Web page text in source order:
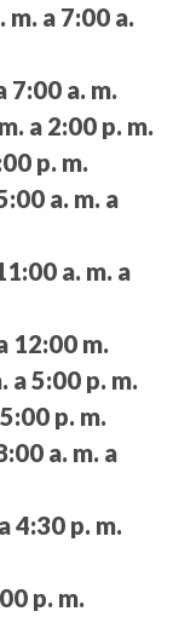
m. a 7:00 a.
7:00 a. m.
a 2:00 p. m.
p. m.
a. m. a
a. m. a
12:00 m.
a 5:00 p. m.
p. m.
a. m. a
4:30 p. m.
p. m.